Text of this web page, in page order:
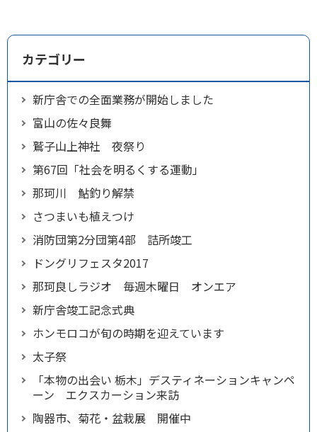
カテゴリー
新庁舎での全面業務が開始しました
富山の佐々良舞
鷲子山上神社 夜祭り
第67回「社会を明るくする運動」
那珂川 鮎釣り解禁
さつまいも植えつけ
消防団第2分団第4部 詰所竣工
ドングリフェスタ2017
那珂良しラジオ 毎週木曜日 オンエア
新庁舎竣工記念式典
ホンモロコが旬の時期を迎えています
太子祭
「本物の出会い 栃木」デスティネーションキャンペ
ーン エクスカーション来訪
陶器市、菊花・盆栽展 開催中